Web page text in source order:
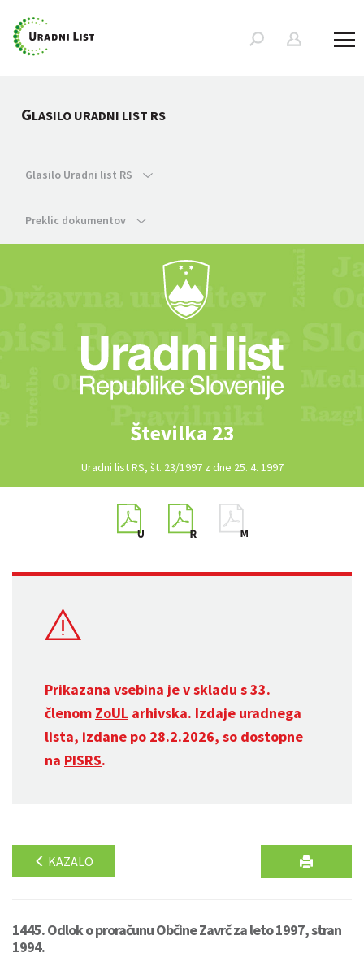
GLASILO URADNI LIST RS
Glasilo Uradni list RS
Preklic dokumentov
Številka 23
Uradni list RS, št. 23/1997 z dne 25. 4. 1997
Prikazana vsebina je v skladu s 33.
členom ZoUL arhivska. Izdaje uradnega
lista, izdane po 28.2.2026, so dostopne
na PISRS.
KAZALO
1445. Odlok o proračunu Občine Zavrč za leto 1997, stran
1994.